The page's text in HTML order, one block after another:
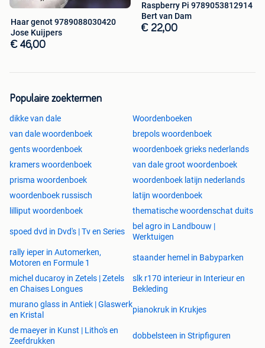
Haar genot 9789088030420
Jose Kuijpers
€ 46,00
Raspberry Pi 9789053812914
Bert van Dam
€ 22,00
Populaire zoektermen
dikke van dale
Woordenboeken
van dale woordenboek
brepols woordenboek
gents woordenboek
woordenboek grieks nederlands
kramers woordenboek
van dale groot woordenboek
prisma woordenboek
woordenboek latijn nederlands
woordenboek russisch
latijn woordenboek
lilliput woordenboek
thematische woordenschat duits
spoed dvd in Dvd's | Tv en Series
bel agro in Landbouw |
Werktuigen
rally ieper in Automerken,
Motoren en Formule 1
staander hemel in Babyparken
michel ducaroy in Zetels | Zetels
en Chaises Longues
slk r170 interieur in Interieur en
Bekleding
murano glass in Antiek | Glaswerk
en Kristal
pianokruk in Krukjes
de maeyer in Kunst | Litho's en
Zeefdrukken
dobbelsteen in Stripfiguren